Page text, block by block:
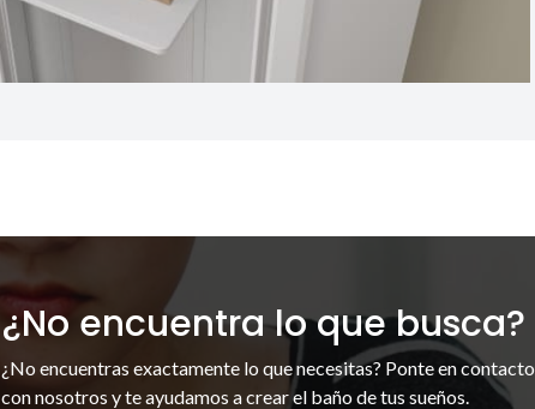
¿No encuentra lo que busca?
¿No encuentras exactamente lo que necesitas? Ponte en contacto
con nosotros y te ayudamos a crear el baño de tus sueños.